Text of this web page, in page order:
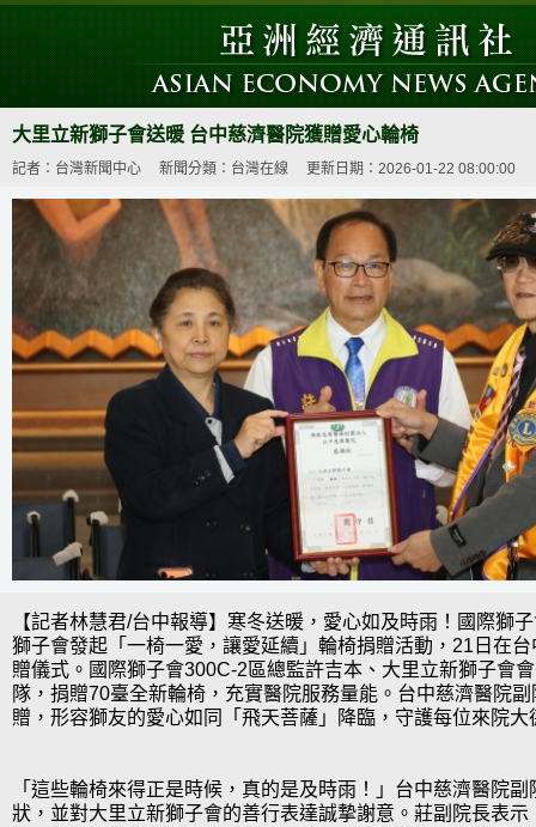
大里立新獅子會送暖 台中慈濟醫院獲贈愛心輪椅
記者：台灣新聞中心 新聞分類：台灣在線 更新日期：2026-01-22 08:00:00
【記者林慧君/台中報導】寒冬送暖，愛心如及時雨！國際獅
獅子會發起「一椅一愛，讓愛延續」輪椅捐贈活動，21日在
贈儀式。國際獅子會300C-2區總監許吉本、大里立新獅子會
隊，捐贈70臺全新輪椅，充實醫院服務量能。台中慈濟醫院
贈，形容獅友的愛心如同「飛天菩薩」降臨，守護每位來院大
「這些輪椅來得正是時候，真的是及時雨！」台中慈濟醫院
狀，並對大里立新獅子會的善行表達誠摯謝意。莊副院長表示